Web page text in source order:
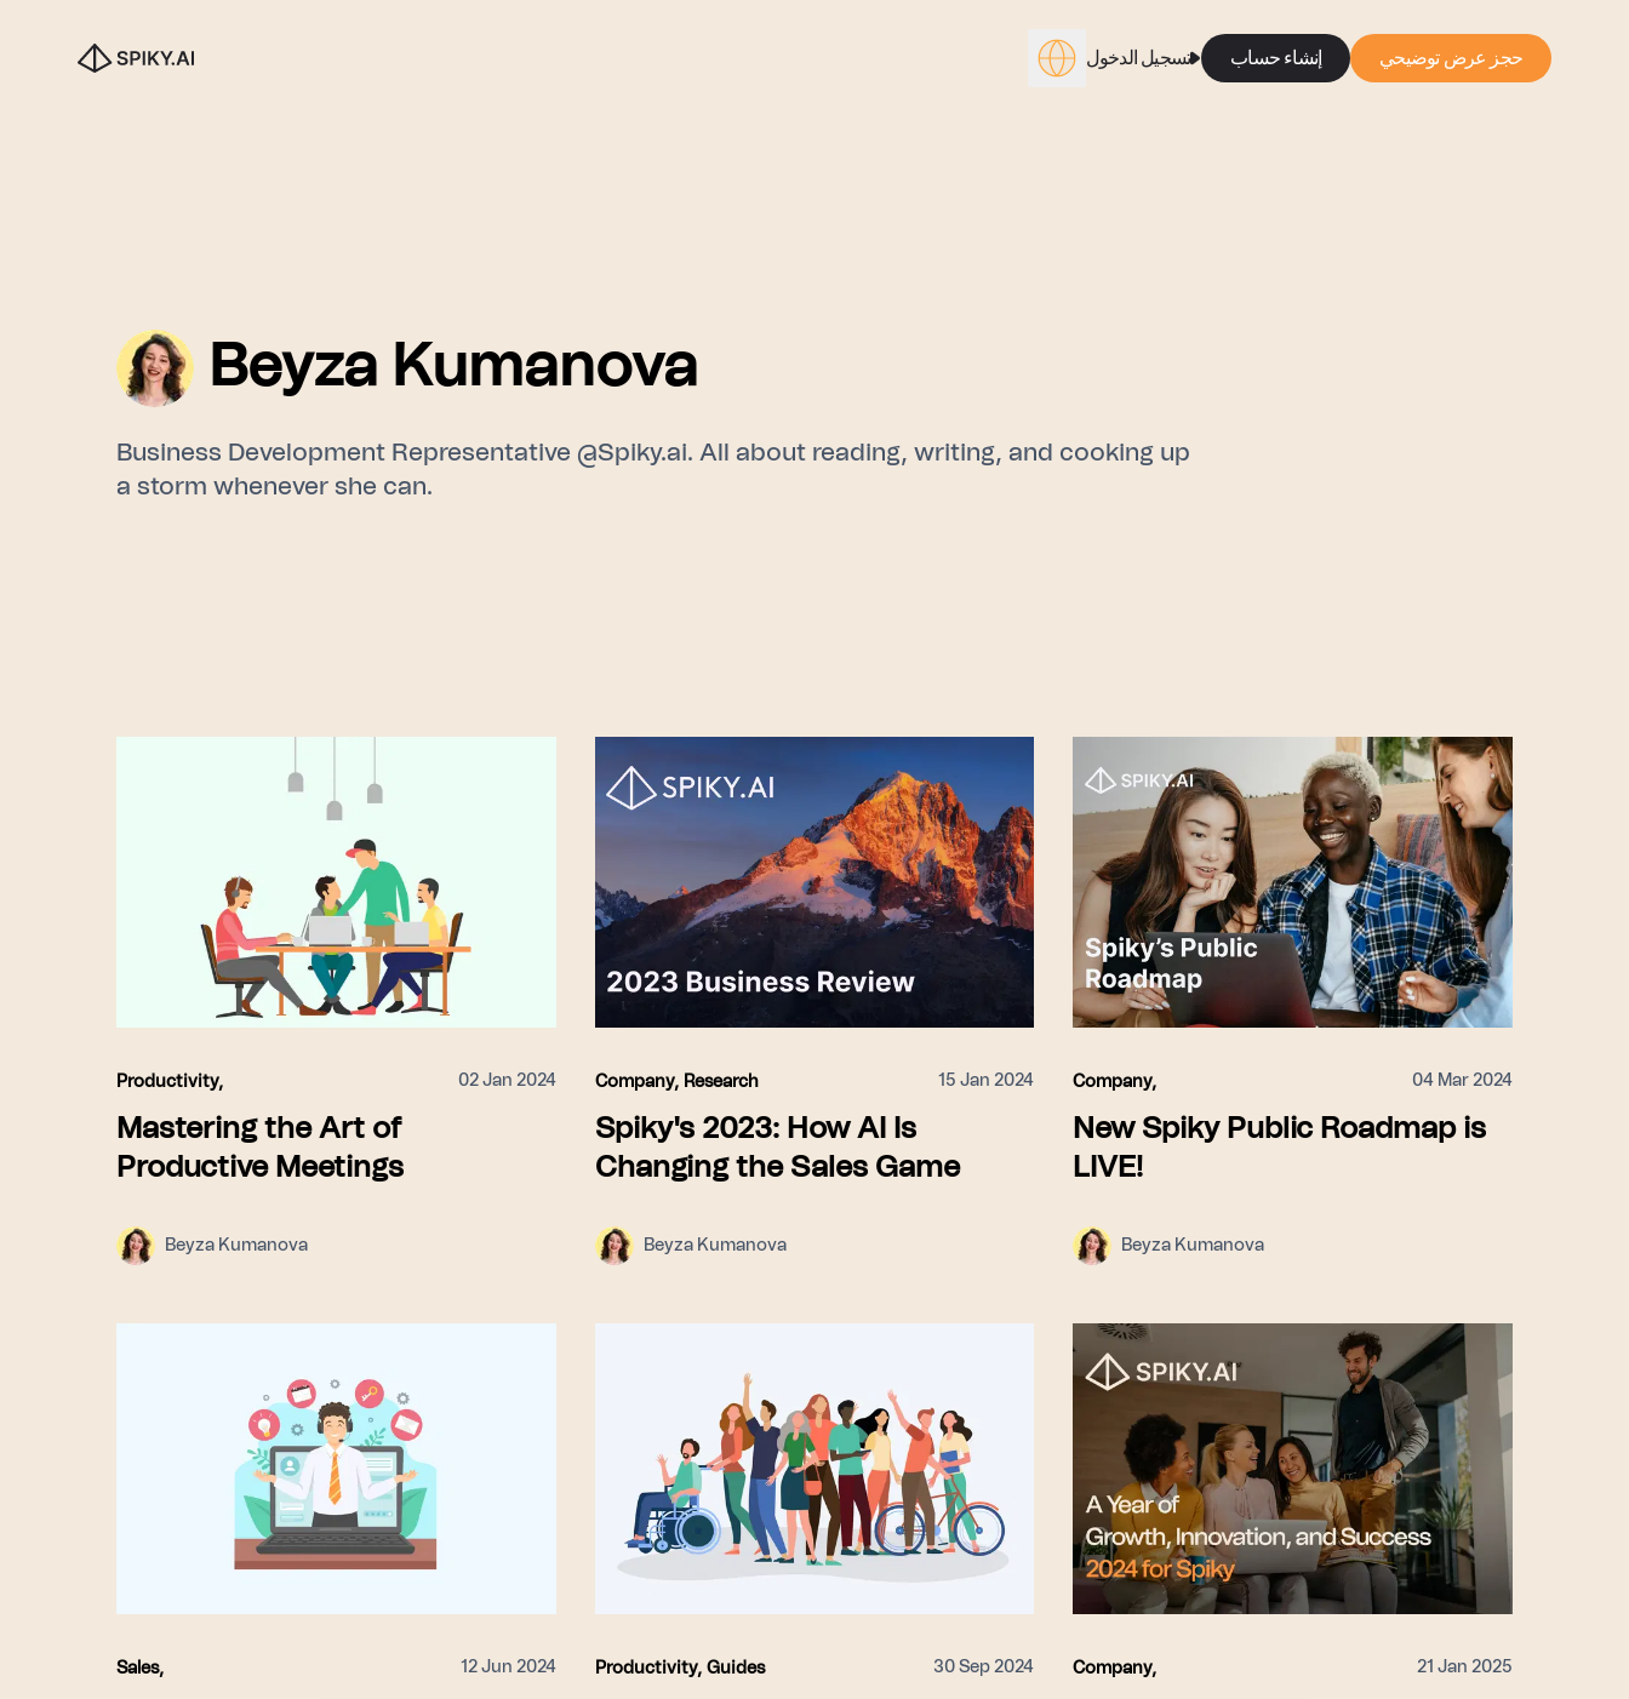
تسجيل الدخول إنشاء حساب حجز عرض توضيحي
Beyza Kumanova
Business Development Representative @Spiky.ai. All about reading, writing, and cooking up
a storm whenever she can.
Productivity, 02 Jan 2024
Mastering the Art of
Productive Meetings
Beyza Kumanova
Company, Research 15 Jan 2024
Spiky's 2023: How AI Is
Changing the Sales Game
Beyza Kumanova
Company, 04 Mar 2024
New Spiky Public Roadmap is
LIVE!
Beyza Kumanova
Sales, 12 Jun 2024 Productivity, Guides 30 Sep 2024 Company, 21 Jan 2025